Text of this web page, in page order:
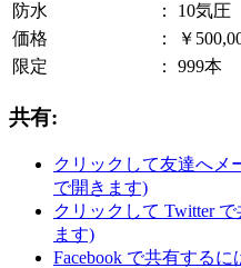
防水
：
10気圧
価格
：
￥
限定
： 999本
共有:
クリックして友達へメ
で開きます)
クリックして Twitter
ます)
Facebook で共有する